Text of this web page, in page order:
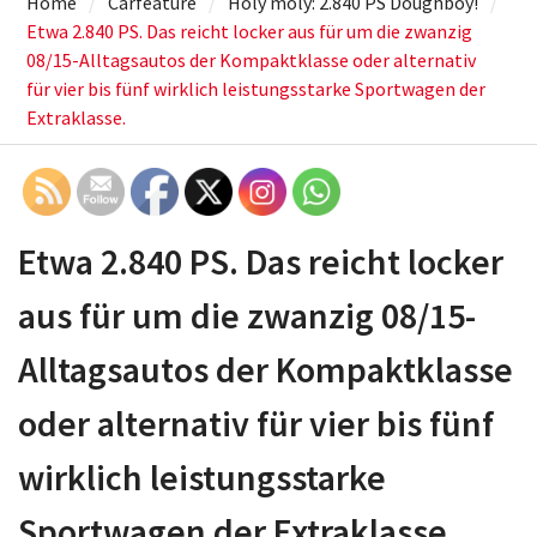
Etwa 2.840 PS. Das reicht locker aus für um die zwanzig
08/15-Alltagsautos der Kompaktklasse oder alternativ
für vier bis fünf wirklich leistungsstarke Sportwagen der
Extraklasse.
Etwa 2.840 PS. Das reicht locker
aus für um die zwanzig 08/15-
Alltagsautos der Kompaktklasse
oder alternativ für vier bis fünf
wirklich leistungsstarke